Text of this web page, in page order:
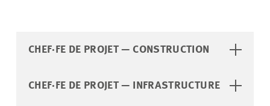
CHEF·FE DE PROJET — CONSTRUCTION
CHEF·FE DE PROJET — INFRASTRUCTURE